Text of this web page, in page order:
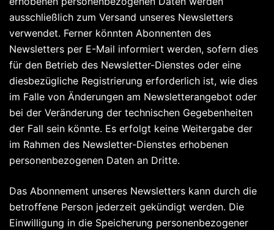
ausschließlich zum Versand unseres Newsletters
verwendet. Ferner könnten Abonnenten des
Newsletters per E-Mail informiert werden, sofern dies
für den Betrieb des Newsletter-Dienstes oder eine
diesbezügliche Registrierung erforderlich ist, wie dies
im Falle von Änderungen am Newsletterangebot oder
bei der Veränderung der technischen Gegebenheiten
der Fall sein könnte. Es erfolgt keine Weitergabe der
im Rahmen des Newsletter-Dienstes erhobenen
personenbezogenen Daten an Dritte.
Das Abonnement unseres Newsletters kann durch die
betroffene Person jederzeit gekündigt werden. Die
Einwilligung in die Speicherung personenbezogener